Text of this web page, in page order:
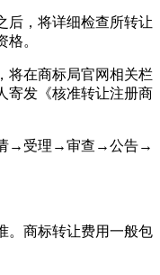
，将详细检查所转让
。
在商标局官网相关栏
寄发《核准转让注册商
→受理→审查→公告→
商标转让费用一般包